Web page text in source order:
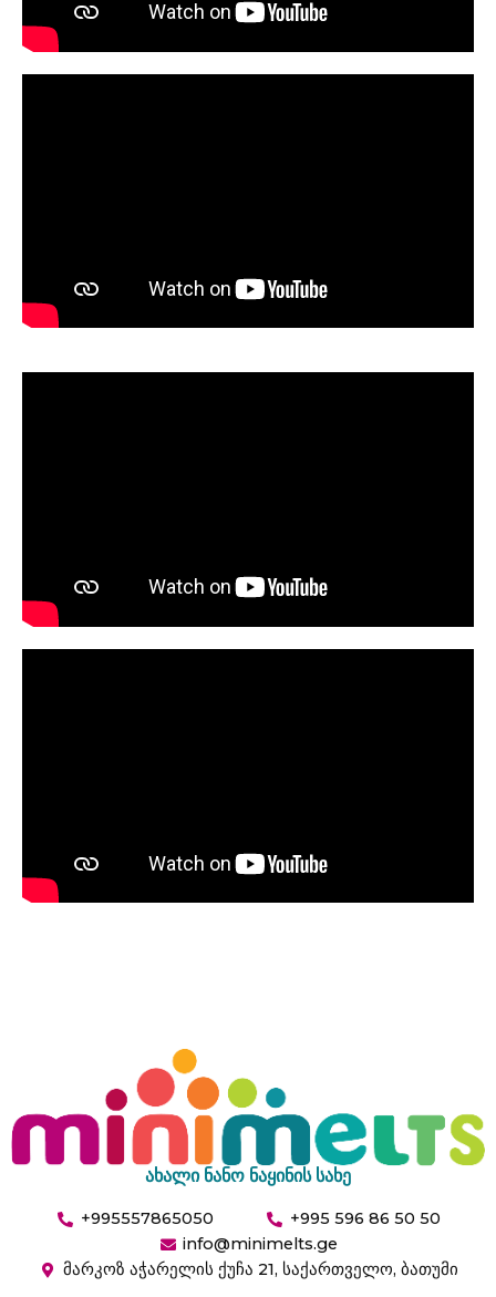
ახალი ნანო ნაყინის სახე
+995557865050
+995 596 86 50 50
info@minimelts.ge
მარკოზ აჭარელის ქუჩა 21, საქართველო, ბათუმი